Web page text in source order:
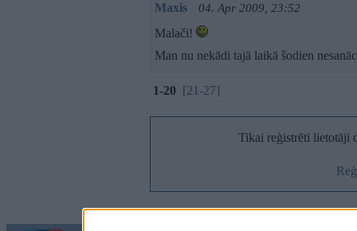
Maxis 04. Apr 2009, 23:52
Malači!
Man nu nekādi tajā laikā šodien
1-20 [21-27]
Tikai reģistrēti lietotāji